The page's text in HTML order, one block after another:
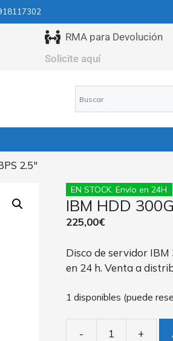
RMA para Devolución
Solicite aquí
2.5″
EN STOCK. Envío en 24H
IBM HDD
225,00€
Disco de servidor IBM
en 24 h. Venta a
1 disponibles (puede
- +